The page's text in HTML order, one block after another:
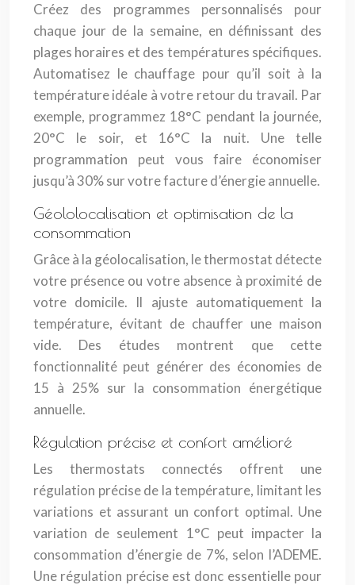
Créez des programmes personnalisés pour
chaque jour de la semaine, en définissant des
plages horaires et des températures spécifiques.
Automatisez le chauffage pour qu’il soit à la
température idéale à votre retour du travail. Par
exemple, programmez 18°C pendant la journée,
20°C le soir, et 16°C la nuit. Une telle
programmation peut vous faire économiser
jusqu’à 30% sur votre facture d’énergie annuelle.
Géololocalisation et optimisation de la
consommation
Grâce à la géolocalisation, le thermostat détecte
votre présence ou votre absence à proximité de
votre domicile. Il ajuste automatiquement la
température, évitant de chauffer une maison
vide. Des études montrent que cette
fonctionnalité peut générer des économies de
15 à 25% sur la consommation énergétique
annuelle.
Régulation précise et confort amélioré
Les thermostats connectés offrent une
régulation précise de la température, limitant les
variations et assurant un confort optimal. Une
variation de seulement 1°C peut impacter la
consommation d’énergie de 7%, selon l’ADEME.
Une régulation précise est donc essentielle pour